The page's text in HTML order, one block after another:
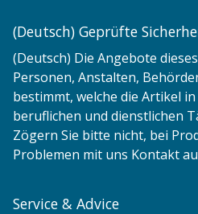
Service & Advice
(Deutsch) Geprüfte
(Deutsch) Die Angebote
Personen, Anstalten,
bestimmt, welche die Artikel
beruflichen und dienstlichen
Zögern Sie bitte nicht, bei
Problemen mit uns Kontakt